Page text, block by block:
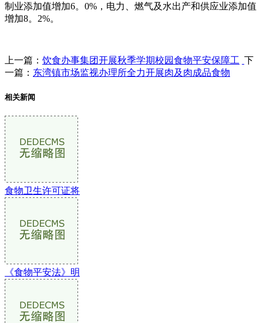
制业添加值增加6。0%，电力、燃气及水出产和供应业添加值
增加8。2%。
上一篇： 饮食办事集团开展秋季学期校园食物平安保障工 下
一篇： 东湾镇市场监视办理所全力开展肉及肉成品食物
相关新闻
食物卫生许可证将
《食物平安法》明